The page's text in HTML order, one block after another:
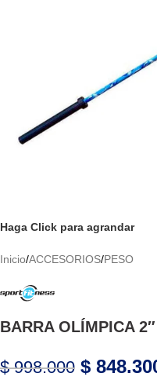
Haga Click para agrandar
Inicio/ACCESORIOS/PESO
BARRA OLÍMPICA
$998.000 $